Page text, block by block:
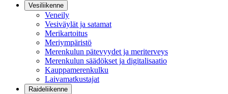
Vesiliikenne
Veneily
Vesiväylät ja satamat
Merikartoitus
Meriympäristö
Merenkulun pätevyydet ja meriterveys
Merenkulun säädökset ja digitalisaatio
Kauppamerenkulku
Laivamatkustajat
Raideliikenne